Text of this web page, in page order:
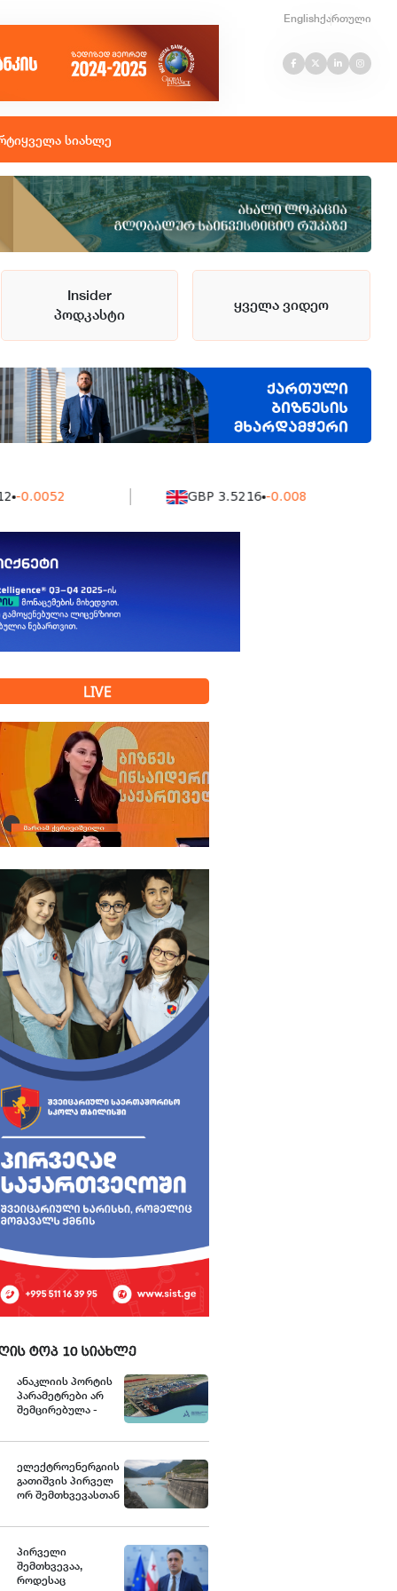
Englishქართული
ყველა სიახლე
Insider
პოდკასტი
ყველა ვიდეო
GBP 3.5216 -0.008
LIVE
ტოპ 10 სიახლე
ანაკლიის პორტის
პარამეტრები არ
შემცირებულა -
ელექტროენერგიის
გათიშვის პირველ
ორ შემთხვევასთან
ში წარიმართება
ინფორმაციას
მოგვიანებით
დეტალურად
პირველი
შემთხვევაა,
როდესაც